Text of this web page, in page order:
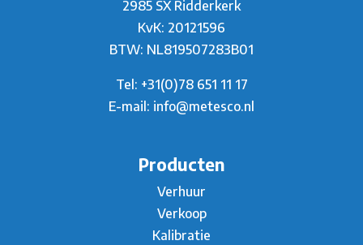
2985 SX Ridderkerk
KvK: 20121596
BTW: NL819507283B01
Tel: +31(0)78 651 11 17
E-mail: info@metesco.nl
Producten
Verhuur
Verkoop
Kalibratie